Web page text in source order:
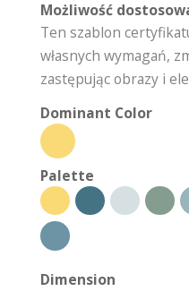
Możliwość
Ten szablon
własnych wymagań,
zastępując obrazy i
Dominant Color
Palette
Dimension